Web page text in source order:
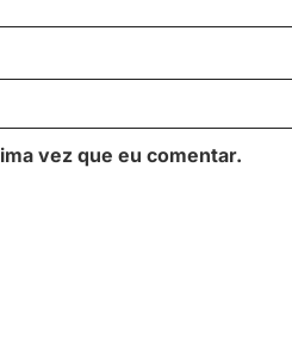
vez que eu comentar.